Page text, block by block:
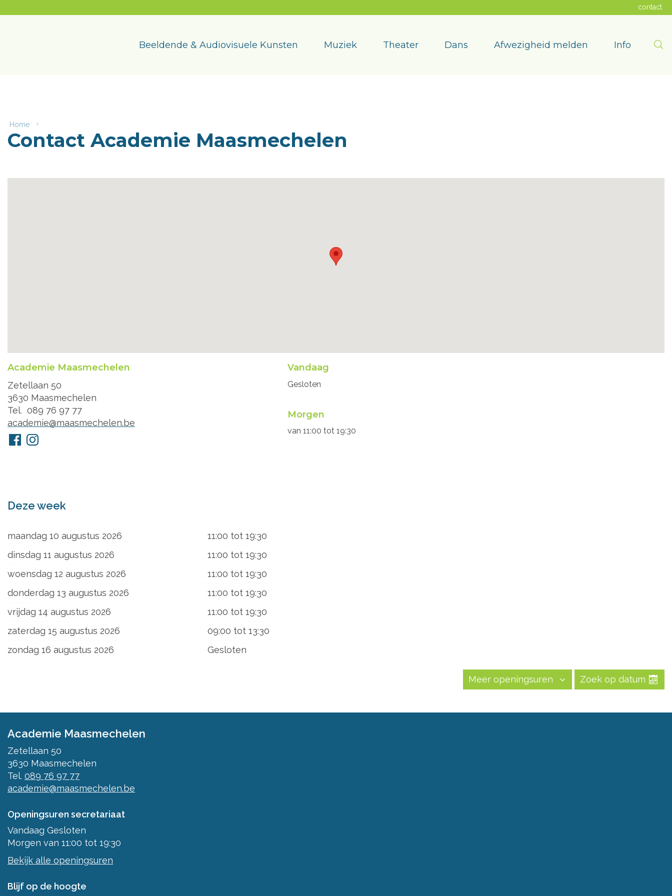
content
Beeldende & Audiovisuele Kunsten Muziek Theater Dans Afwezigheid melden Info
contact
Home
Academie
Maasmechelen
Contact Academie Maasmechelen
Academie Maasmechelen
Adres
Zetellaan 50
3630 Maasmechelen
Tel.
089 76 97 77
E-
mail
academie@maasmechelen.be
Volg
ons
FacebookInstagram
Openingsuren
Vandaag
Gesloten
Morgen
van 11:00 tot 19:30
Deze week
maandag 10 augustus 2026 11:00 tot 19:30
dinsdag 11 augustus 2026
11:00 tot 19:30
woensdag 12 augustus 2026
11:00 tot 19:30
donderdag 13 augustus 2026
11:00 tot 19:30
vrijdag 14 augustus 2026
11:00 tot 19:30
zaterdag 15 augustus 2026
09:00 tot 13:30
zondag 16 augustus 2026
Gesloten
Meer openingsuren Zoek op datum
Academie Maasmechelen
Zetellaan 50
3630 Maasmechelen
Tel. 089 76 97 77
academie@maasmechelen.be
Openingsuren secretariaat
Vandaag Gesloten
Morgen van 11:00 tot 19:30
Bekijk alle openingsuren
Blijf op de hoogte